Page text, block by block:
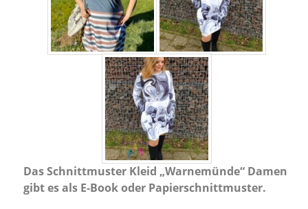
Das Schnittmuster Kleid „Warnemünde“ Damen
gibt es als E-Book oder Papierschnittmuster.